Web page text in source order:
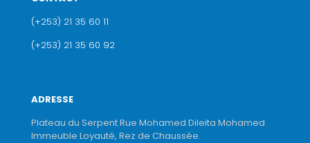
(+253) 21 35 60 11
(+253) 21 35 60 92
ADRESSE
Plateau du Serpent Rue Mohamed Dileita Mohamed
Immeuble Loyauté, Rez de Chaussée.